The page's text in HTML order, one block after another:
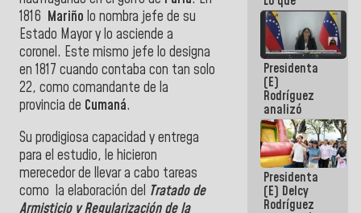
1816 Mariño lo nombra jefe de su
Estado Mayor y lo asciende a
coronel. Este mismo jefe lo designa
en 1817 cuando contaba con tan solo
22, como comandante de la
provincia de Cumaná.
Su prodigiosa capacidad y entrega
para el estudio, le hicieron
merecedor de llevar a cabo tareas
como la elaboración del Tratado de
Armisticio y Regularización de la
vayas a
escribir
hazlo hoy
por que no
sabemos si
la semana
que viene
hay
programa
Presidenta
(E)
Rodríguez
analizó
junto a
gobernadores
planes de
recuperación
del Sistema
Eléctrico
Nacional
Presidenta
(E) Delcy
Rodríguez